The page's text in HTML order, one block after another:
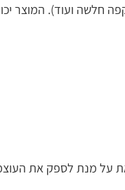
המוצר יכול
לספק את העוצמה